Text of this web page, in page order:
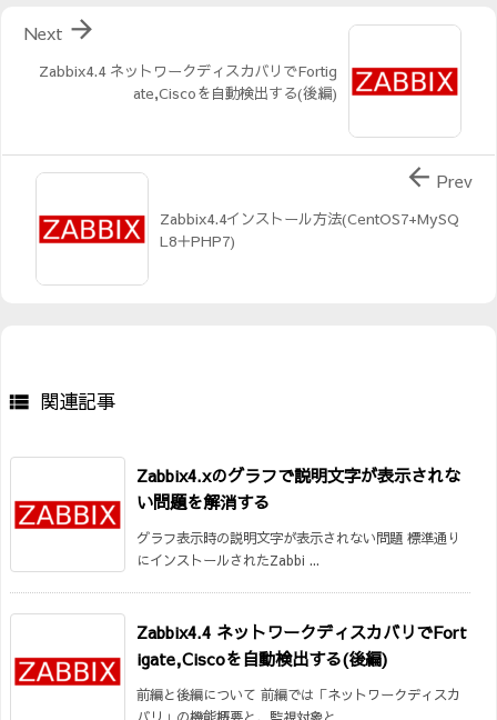
Zabbix4.4 ネットワークディスカバリでFortig
ate,Ciscoを自動検出する(後編)

Next
Zabbix4.4インストール方法(CentOS7+MySQ
L8＋PHP7)
 Prev
 関連記事
Zabbix4.xのグラフで説明文字が表示されな
い問題を解消する
グラフ表示時の説明文字が表示されない問題 標準通り
にインストールされたZabbi ...
Zabbix4.4 ネットワークディスカバリでFort
igate,Ciscoを自動検出する(後編)
前編と後編について 前編では「ネットワークディスカ
バリ」の機能概要と、監視対象と ...